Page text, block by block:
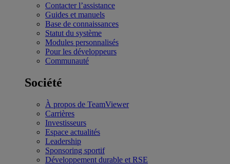
Contacter l’assistance
Guides et manuels
Base de connaissances
Statut du système
Modules personnalisés
Pour les développeurs
Communauté
Société
À propos de TeamViewer
Carrières
Investisseurs
Espace actualités
Leadership
Sponsoring sportif
Développement durable et RSE